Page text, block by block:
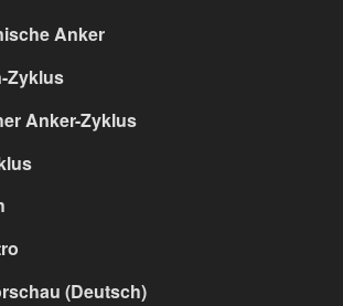
Anker
Zyklus
Anker-Zyklus
(Deutsch)